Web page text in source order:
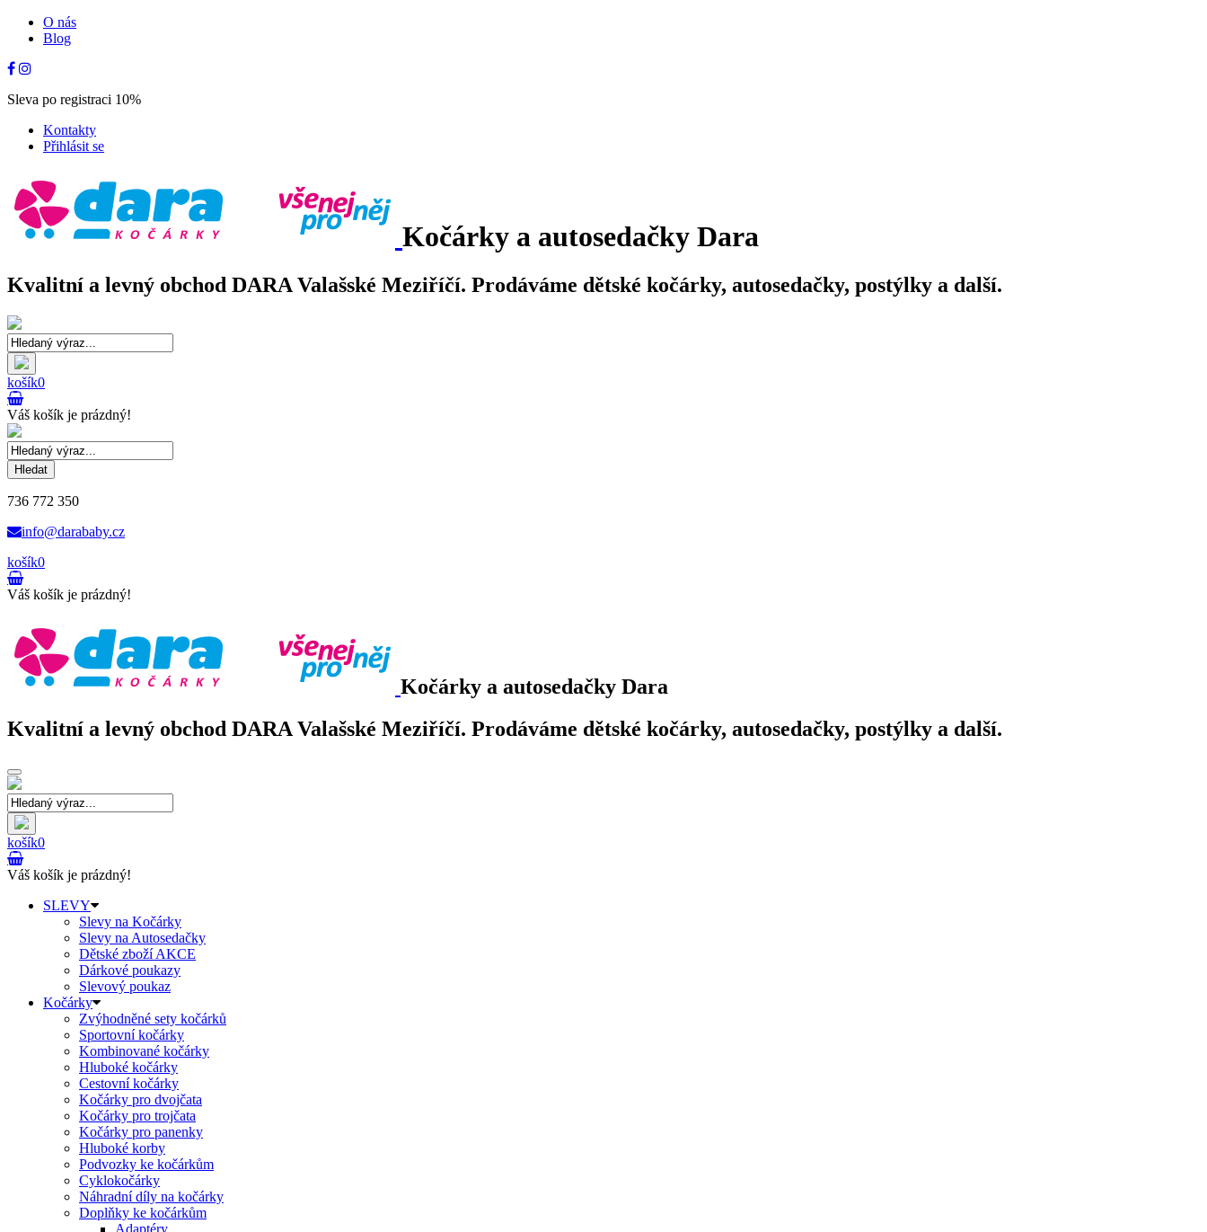
O nás
Blog
Sleva po registraci 10%
Kontakty
Přihlásit se
Kočárky a autosedačky Dara
Kvalitní a levný obchod DARA Valašské Meziříčí. Prodáváme dětské kočárky, autosedačky, postýlky a další.
košík0
Váš košík je prázdný!
Hledat
736 772 350
info@darababy.cz
košík0
Váš košík je prázdný!
Kočárky a autosedačky Dara
Kvalitní a levný obchod DARA Valašské Meziříčí. Prodáváme dětské kočárky, autosedačky, postýlky a další.
Toggle
navigation
košík0
Váš košík je prázdný!
SLEVY
Slevy na Kočárky
Slevy na Autosedačky
Dětské zboží AKCE
Dárkové poukazy
Slevový poukaz
Kočárky
Zvýhodněné sety kočárků
Sportovní kočárky
Kombinované kočárky
Hluboké kočárky
Cestovní kočárky
Kočárky pro dvojčata
Kočárky pro trojčata
Kočárky pro panenky
Hluboké korby
Podvozky ke kočárkům
Cyklokočárky
Náhradní díly na kočárky
Doplňky ke kočárkům
Adaptéry